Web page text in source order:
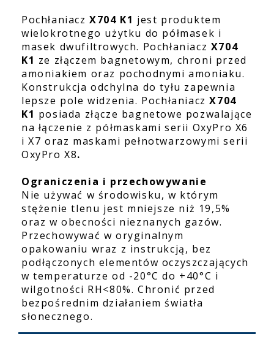
PochłaniaczX704 K1 jest produktem
wielokrotnego użytku do półmasek i
masek dwufiltrowych. Pochłaniacz X704
K1 ze złączem bagnetowym, chroni przed
amoniakiem oraz pochodnymi amoniaku.
Konstrukcja odchylna do tyłu zapewnia
lepsze pole widzenia. PochłaniaczX704
K1 posiada złącze bagnetowe pozwalające
na łączenie z półmaskami serii OxyPro X6
i X7 oraz maskami pełnotwarzowymi serii
OxyPro X8.
Ograniczenia i przechowywanie
Nie używać w środowisku, w którym
stężenie tlenu jest mniejsze niż 19,5%
oraz w obecności nieznanych gazów.
Przechowywać w oryginalnym
opakowaniu wraz z instrukcją, bez
podłączonych elementów oczyszczających
w temperaturze od -20°C do +40°C i
wilgotności RH<80%. Chronić przed
bezpośrednim działaniem światła
słonecznego.